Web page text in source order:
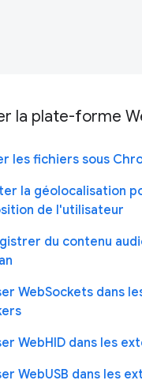
la plate-forme
les fichiers sous
la géolocalisation
de l'utilisateur
du contenu
WebSockets dans
WebHID dans les
WebUSB dans les